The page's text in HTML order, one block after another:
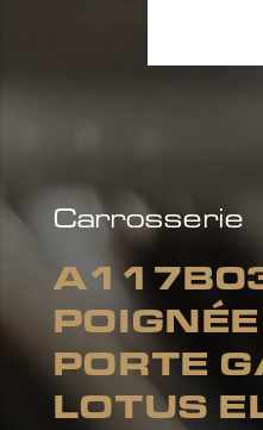
Carrosserie
PORTE
LOTUS